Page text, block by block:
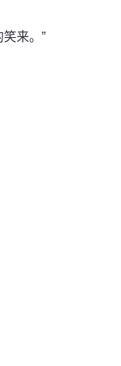
来。”